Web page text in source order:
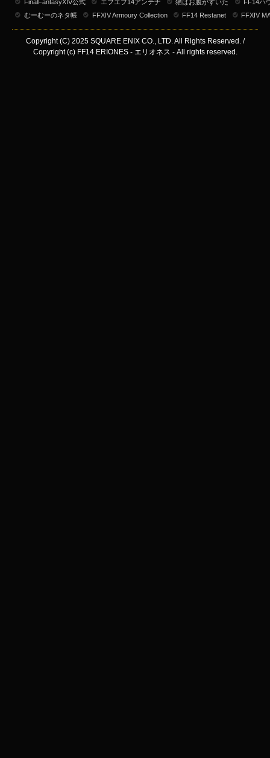
FinalFantasyXIV公式 エフエフ14アンテナ 猫はお腹がすいた
FF14ハ
むーむーのネタ帳
FFXIV Armoury Collection FF14 Restanet FFXIV
Copyright (C) 2025 SQUARE ENIX CO., LTD. All Rights Reserved. /
Copyright (c) FF14 ERIONES - エリオネス - All rights reserved.